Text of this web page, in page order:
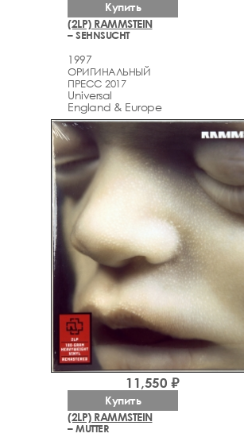
(2LP) RAMMSTEIN
– SEHNSUCHT
1997
ОРИГИНАЛЬНЫЙ
ПРЕСС 2017
Universal
England & Europe
Купить
(2LP) RAMMSTEIN
– MUTTER
11,550 ₽
Купить